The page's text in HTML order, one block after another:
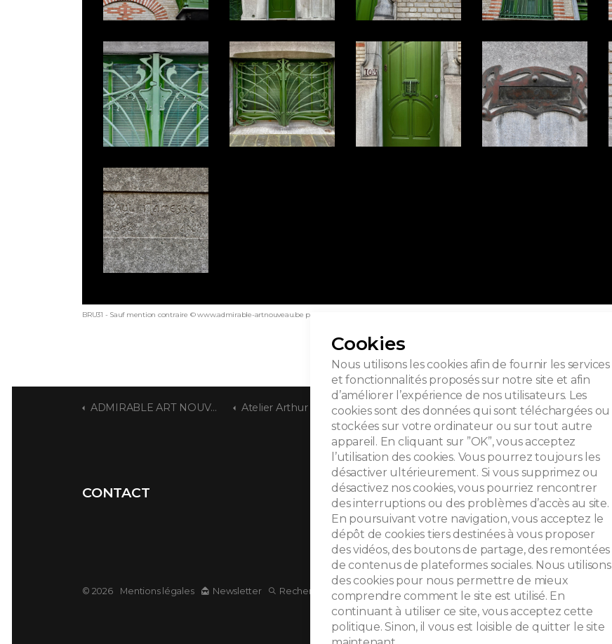
BRU31 - Sauf mention contraire © www.admirable-artnouveau.be pour toutes les photos
ADMIRABLE ART NOUVEAU Atelier Arthur Rogiers
CONTACT
© 2026 Mentions légales Newsletter Recherche
Cookies
Nous utilisons les cookies afin de fournir les services
et fonctionnalités proposés sur notre site et afin
d’améliorer l’expérience de nos utilisateurs. Les
cookies sont des données qui sont téléchargées ou
stockées sur votre ordinateur ou sur tout autre
appareil. En cliquant sur ”OK”, vous acceptez
l’utilisation des cookies. Vous pourrez toujours les
désactiver ultérieurement. Si vous supprimez ou
désactivez nos cookies, vous pourriez rencontrer
des interruptions ou des problèmes d’accès au site.
En poursuivant votre navigation, vous acceptez le
dépôt de cookies tiers destinées à vous proposer
des vidéos, des boutons de partage, des remontées
de contenus de plateformes sociales. Nous utilisons
des cookies pour nous permettre de mieux
comprendre comment le site est utilisé. En
continuant à utiliser ce site, vous acceptez cette
politique. Sinon, il vous est loisible de quitter le site